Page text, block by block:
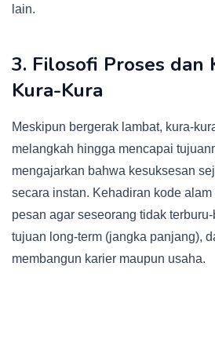
lain.
3. Filosofi Proses dan
Kura-Kura
Meskipun bergerak lambat, kura-
melangkah hingga mencapai
mengajarkan bahwa kesuksesan
secara instan. Kehadiran kode
pesan agar seseorang tidak
tujuan long-term (jangka panjang),
membangun karier maupun usaha.